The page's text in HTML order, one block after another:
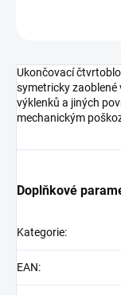
Ukončovací
symetricky zaoblené
výklenků a jiných
mechanickým
Doplňkové
Kategorie:
EAN: